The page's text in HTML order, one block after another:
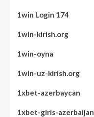
1win Login 174
1win-kirish.org
1win-oyna
1win-uz-kirish.org
1xbet-azerbaycan
1xbet-giris-azerbaijan